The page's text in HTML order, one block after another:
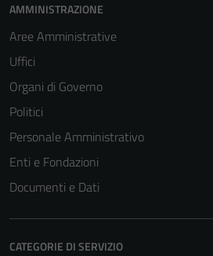
AMMINISTRAZIONE
Aree Amministrative
Uffici
Organi di Governo
Politici
Personale Amministrativo
Enti e Fondazioni
Documenti e Dati
CATEGORIE DI SERVIZIO